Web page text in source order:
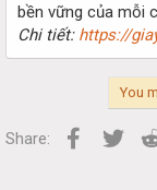
bền vững của mỗi
Chi tiết: https://
You
Share: Facebook